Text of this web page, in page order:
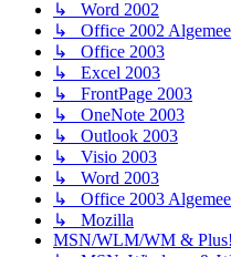
↳ Word 2002
↳ Office 2002
↳ Office 2003
↳ Excel 2003
↳ FrontPage 2003
↳ OneNote 2003
↳ Outlook 2003
↳ Visio 2003
↳ Word 2003
↳ Office 2003
↳ Mozilla
MSN/WLM/WM &